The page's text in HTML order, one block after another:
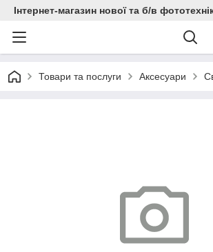
Інтернет-магазин нової та б/в
Товари та послуги Аксесуари